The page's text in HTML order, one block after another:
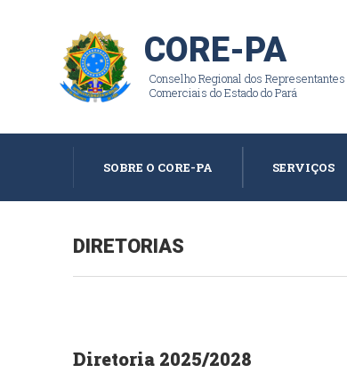
CORE-PA
Conselho Regional dos Representantes
Comerciais do Estado do Pará
SOBRE O CORE-PA SERVIÇOS
DIRETORIAS
Diretoria 2025/2028